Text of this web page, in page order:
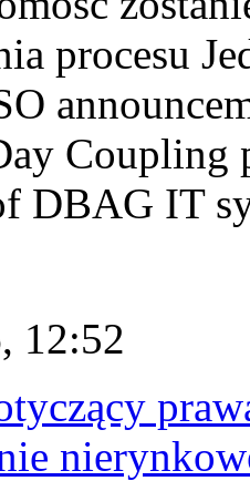
procesu
Coupling
DBAG IT
12:52